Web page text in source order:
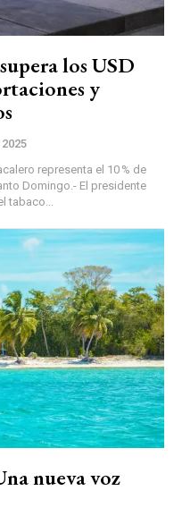
los USD
y
representa el 10 % de
tabaco...
nueva voz